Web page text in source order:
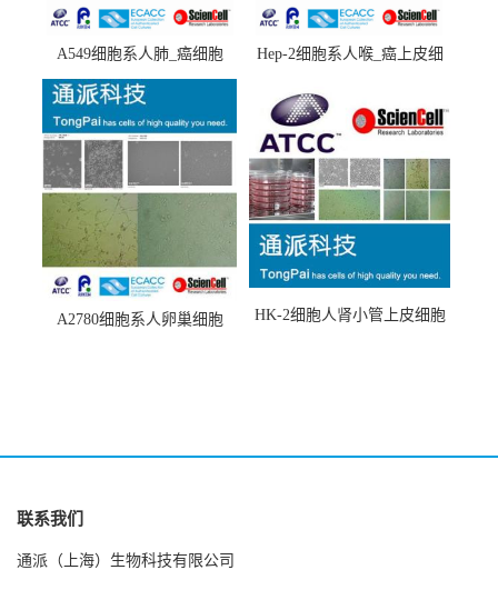
A549细胞系人肺_癌细胞
(A549细胞)
Hep-2细胞系人喉_癌上皮细
A2780细胞系人卵巢细胞
HK-2细胞人肾小管上皮细胞
联系我们
通派（上海）生物科技有限公司